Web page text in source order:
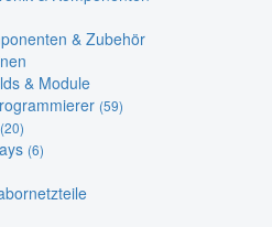
& Zubehör
& Module
(59)
(20)
(6)